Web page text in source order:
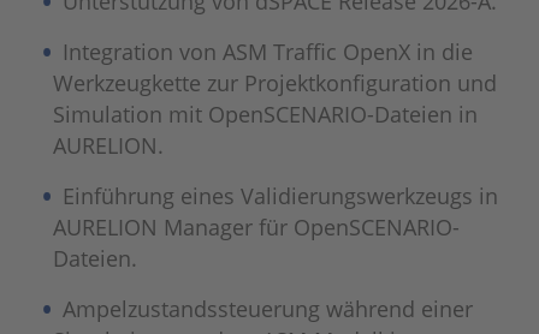
Integration von ASM Traffic OpenX in die
Werkzeugkette zur Projektkonfiguration und
Simulation mit OpenSCENARIO-Dateien in
AURELION.
Einführung eines Validierungswerkzeugs in
AURELION Manager für OpenSCENARIO-
Dateien.
Ampelzustandssteuerung während einer